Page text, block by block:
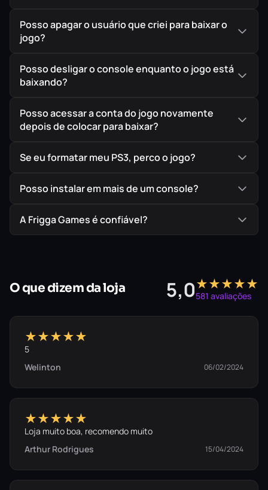
Posso apagar o usuário que criei para baixar o
jogo?
Posso desligar o console enquanto o jogo está
baixando?
Posso acessar a conta do jogo novamente
depois de colocar para baixar?
Se eu formatar meu PS3, perco o jogo?
Posso instalar em mais de um console?
A Frigga Games é confiável?
O que dizem da loja 5,0★★★★★
581 avaliações
★★★★★
5
Welinton
06/02/2024
★★★★★
Loja muito boa, recomendo muito
Arthur Rodrigues
15/04/2024